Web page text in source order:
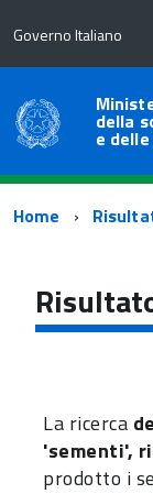
Governo Italiano
della
e
Percorso
Home
La ricerca
'sementi',
prodotto i